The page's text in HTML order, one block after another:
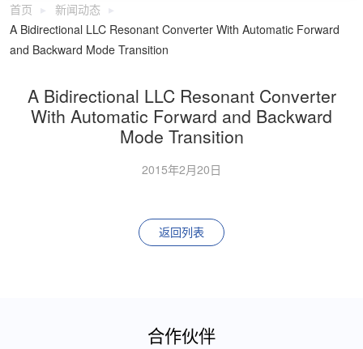
首页
新闻动态
A Bidirectional LLC Resonant Converter With Automatic Forward
and Backward Mode Transition
A Bidirectional LLC Resonant Converter
With Automatic Forward and Backward
Mode Transition
2015年2月20日
返回列表
合作伙伴